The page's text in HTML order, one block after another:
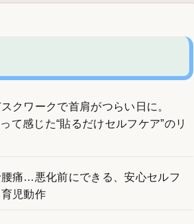
クワークで首肩がつらい日に。
て感じた“貼るだけセルフケア”のリ
痛…悪化前にできる、安心セルフ
児動作